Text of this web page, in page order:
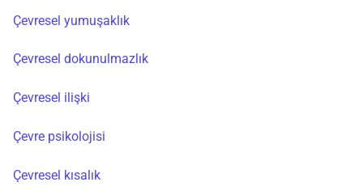
Çevresel yumuşaklık
Çevresel dokunulmazlık
Çevresel ilişki
Çevre psikolojisi
Çevresel kısalık